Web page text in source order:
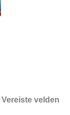
Vereiste velden